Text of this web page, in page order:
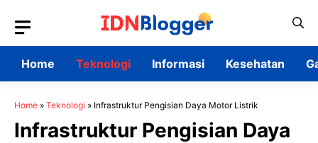
content
Home
Teknologi Informasi Kesehatan
Home » Teknologi » Infrastruktur Pengisian Daya Motor Listrik
Infrastruktur Pengisian Daya